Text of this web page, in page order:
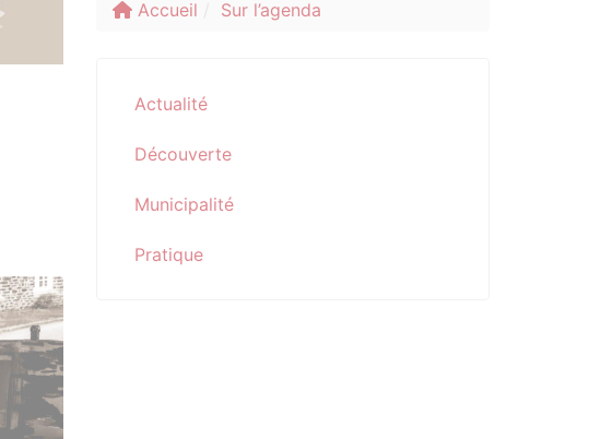
Accueil Sur l’agenda
Actualité
Découverte
Municipalité
Pratique